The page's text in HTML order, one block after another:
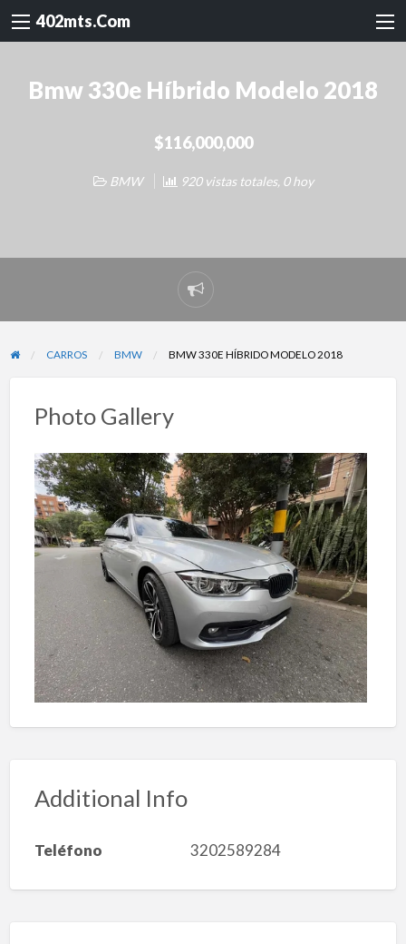
402mts.Com
Bmw 330e Híbrido Modelo 2018
$116,000,000
BMW 920 vistas totales, 0 hoy
Reportar
problema
CARROS BMW BMW 330E HÍBRIDO MODELO 2018
Photo Gallery
Additional Info
Teléfono 3202589284